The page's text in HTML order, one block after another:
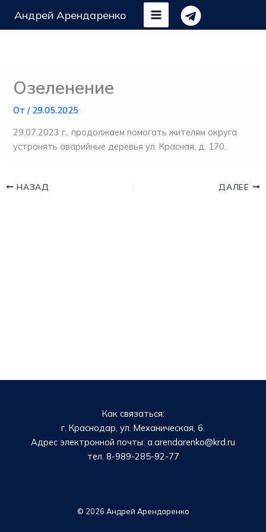
Андрей Арендаренко
Озеленение
От/ 29.05.2025
29.07.2023 г., продолжаем помогать жителям округа
устранять аварийные деревья ул. Красная, д. 170.
НАЗАД ДАЛЕЕ
Как связаться:
г. Краснодар, ул. Механическая, 6.
Адрес электронной почты: a.arendarenko@krd.ru
тел. 8-989-285-92-77
© 2026 Андрей Арендаренко